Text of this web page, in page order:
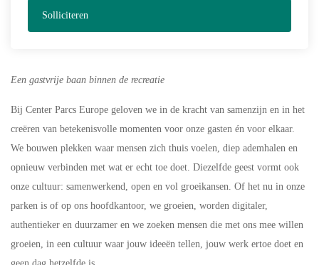
Solliciteren
Een gastvrije baan binnen de recreatie
Bij Center Parcs Europe geloven we in de kracht van samenzijn en in het
creëren van betekenisvolle momenten voor onze gasten én voor elkaar.
We bouwen plekken waar mensen zich thuis voelen, diep ademhalen en
opnieuw verbinden met wat er echt toe doet. Diezelfde geest vormt ook
onze cultuur: samenwerkend, open en vol groeikansen. Of het nu in onze
parken is of op ons hoofdkantoor, we groeien, worden digitaler,
authentieker en duurzamer en we zoeken mensen die met ons mee willen
groeien, in een cultuur waar jouw ideeën tellen, jouw werk ertoe doet en